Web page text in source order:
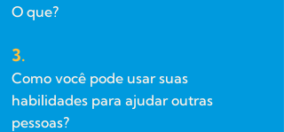
O que?
3.
Como você pode usar suas
habilidades para ajudar outras
pessoas?